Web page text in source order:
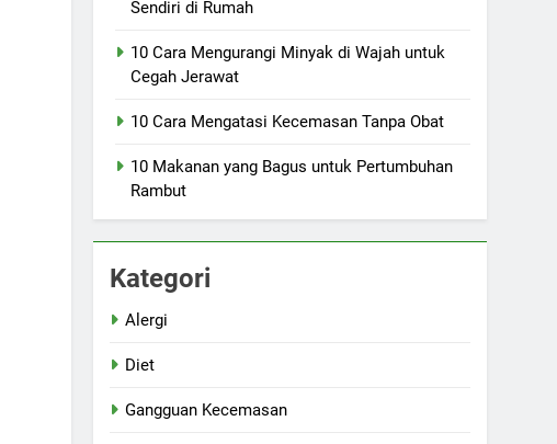
Sendiri di Rumah
10 Cara Mengurangi Minyak di Wajah untuk
Cegah Jerawat
10 Cara Mengatasi Kecemasan Tanpa Obat
10 Makanan yang Bagus untuk Pertumbuhan
Rambut
Kategori
Alergi
Diet
Gangguan Kecemasan